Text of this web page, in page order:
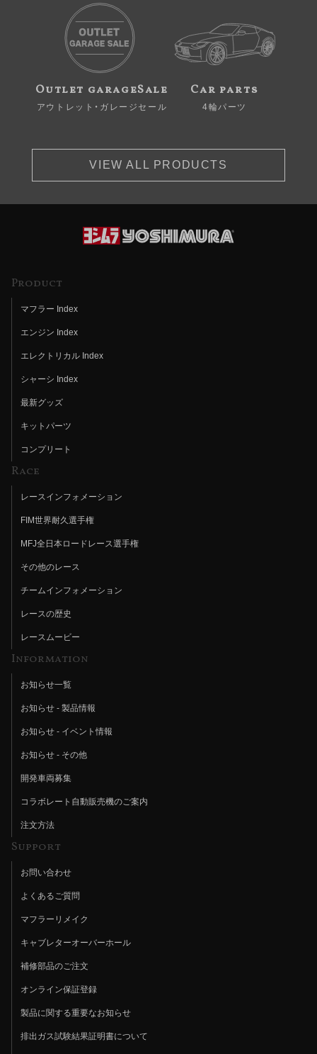
Outlet garageSale
アウトレット・ガレージセール
Car parts
4輪パーツ
VIEW ALL PRODUCTS
Product
マフラー Index
エンジン Index
エレクトリカル Index
シャーシ Index
最新グッズ
キットパーツ
コンプリート
Race
レースインフォメーション
FIM世界耐久選手権
MFJ全日本ロードレース選手権
その他のレース
チームインフォメーション
レースの歴史
レースムービー
Information
お知らせ一覧
お知らせ - 製品情報
お知らせ - イベント情報
お知らせ - その他
開発車両募集
コラボレート自動販売機のご案内
注文方法
Support
お問い合わせ
よくあるご質問
マフラーリメイク
キャブレターオーバーホール
補修部品のご注文
オンライン保証登録
製品に関する重要なお知らせ
排出ガス試験結果証明書について